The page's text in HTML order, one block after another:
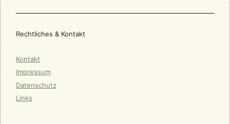
Rechtliches & Kontakt
Kontakt
Impressum
Datenschutz
Links